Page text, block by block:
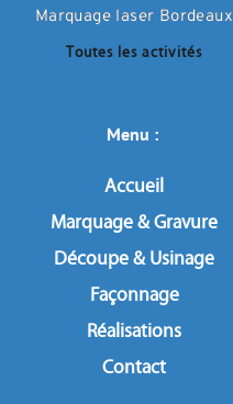
Marquage laser Bordeaux
Toutes les activités
Menu :
Accueil
Marquage & Gravure
Découpe & Usinage
Façonnage
Réalisations
Contact